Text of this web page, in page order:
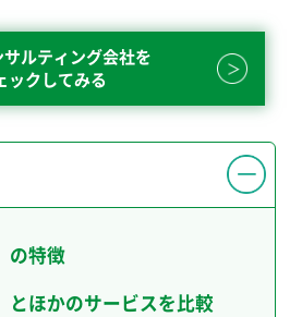
サルティング会社を
ックしてみる
の特徴
とほかのサービスを比較